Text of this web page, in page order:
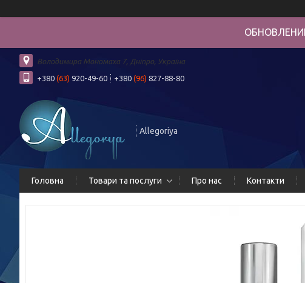
Володимира Мономаха 7, Дніпро, Україна
+380 (63) 920-49-60 +380 (96) 827-88-80
Allegoriya
Головна Товари та послуги Про нас Контакти